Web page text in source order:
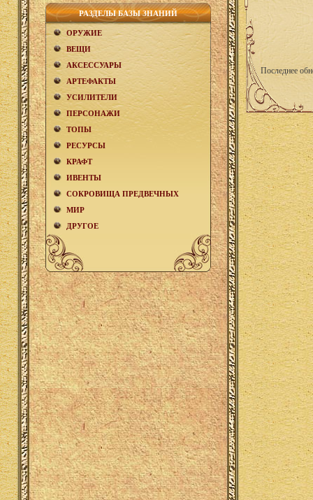
РАЗДЕЛЫ БАЗЫ ЗНАНИЙ
ОРУЖИЕ
ВЕЩИ
АКCЕСCУАРЫ
АРТЕФАКТЫ
УСИЛИТЕЛИ
ПЕРСОНАЖИ
ТОПЫ
РЕСУРСЫ
КРАФТ
ИВЕНТЫ
СОКРОВИЩА ПРЕДВЕЧНЫХ
МИР
ДРУГОЕ
Последнее